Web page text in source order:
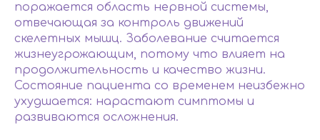
поражается область нервной системы,
отвечающая за контроль движений
скелетных мышц. Заболевание считается
жизнеугрожающим, потому что влияет на
продолжительность и качество жизни.
Состояние пациента со временем неизбежно
ухудшается: нарастают симптомы и
развиваются осложнения.